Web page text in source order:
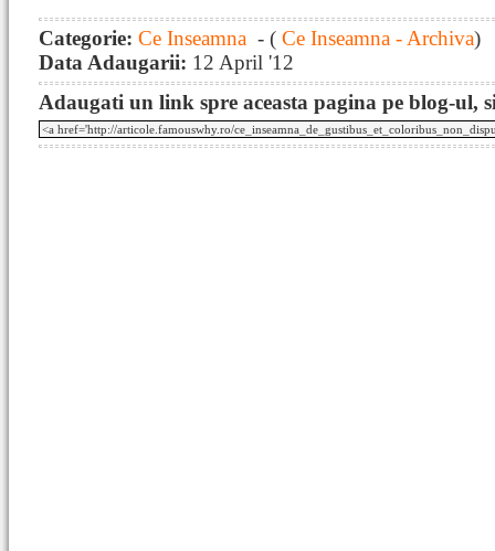
Categorie: Ce Inseamna - ( Ce Inseamna - Archiva)
Data Adaugarii: 12 April '12
Adaugati un link spre aceasta pagina pe blog-ul,